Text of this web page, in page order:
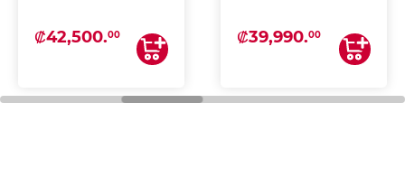
₡42,500.00 ₡39,990.00